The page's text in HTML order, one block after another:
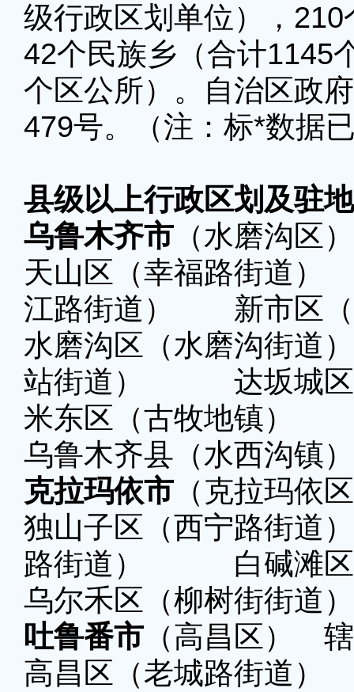
级行政区划单位），
42个民族乡（合计1145
个区公所）。自治区政
479号。（注：标*数据
县级以上行政区划及驻
乌鲁木齐市 （水磨沟区
天山区（幸福路
江路街道） 新市区（
水磨沟区（水磨沟
站街道） 达坂城区
米东区（古牧地镇）
乌鲁木齐县（水西沟镇）
克拉玛依市 （克拉玛依
独山子区（西宁路
路街道） 白碱滩区
乌尔禾区（柳树街街道）
吐鲁番市 （高昌区）
高昌区（老城路街道）